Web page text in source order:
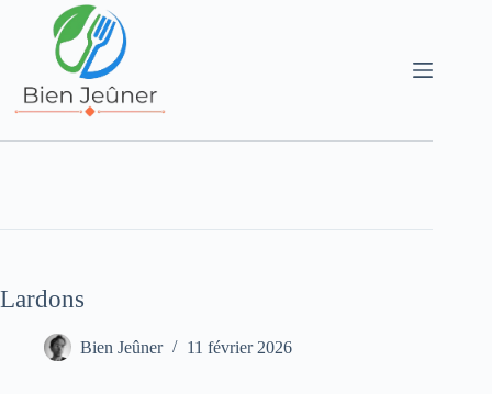
Lardons
Bien Jeûner 11 février 2026